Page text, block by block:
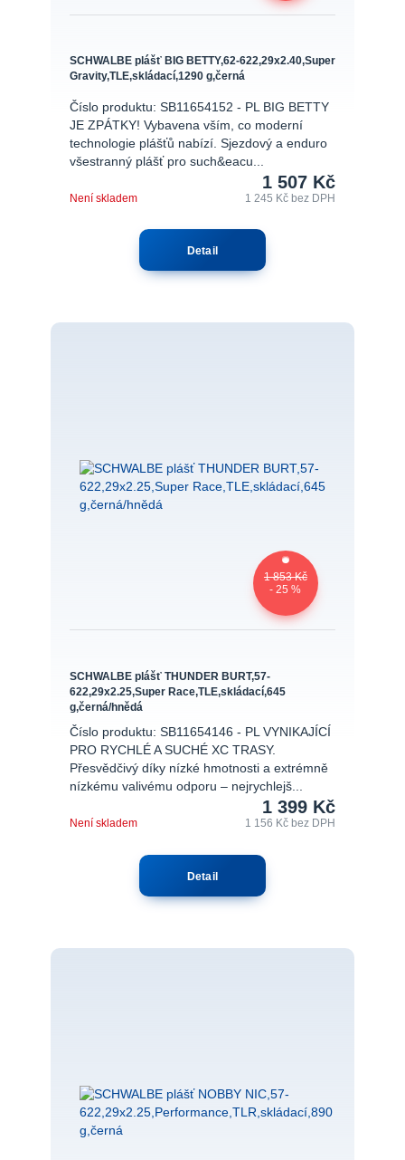
SCHWALBE plášť BIG BETTY,62-622,29x2.40,Super
Gravity,TLE,skládací,1290 g,černá
Číslo produktu: SB11654152 - PL BIG BETTY
JE ZPÁTKY! Vybavena vším, co moderní
technologie plášťů nabízí. Sjezdový a enduro
všestranný plášť pro such&eacu...
1 507 Kč
1 245 Kčbez DPH
Není skladem
Detail
1 853 Kč
- 25 %
SCHWALBE plášť THUNDER BURT,57-
622,29x2.25,Super Race,TLE,skládací,645
g,černá/hnědá
Číslo produktu: SB11654146 - PL VYNIKAJÍCÍ
PRO RYCHLÉ A SUCHÉ XC TRASY.
Přesvědčivý díky nízké hmotnosti a extrémně
nízkému valivému odporu – nejrychlejš...
1 399 Kč
1 156 Kč bez DPH
Není skladem
Detail